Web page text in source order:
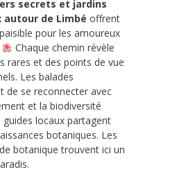
secrets et jardins
autour de Limbé offrent
pour les amoureux
Chaque chemin révèle
rares et des points de vue
Les balades
de se reconnecter avec
et la biodiversité
guides locaux partagent
botaniques. Les
botanique trouvent ici un